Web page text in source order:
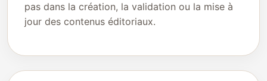
pas dans la création, la validation ou la mise à
jour des contenus éditoriaux.